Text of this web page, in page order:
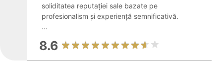
soliditatea reputației sale bazate pe
profesionalism și experiență semnificativă.
...
8.6